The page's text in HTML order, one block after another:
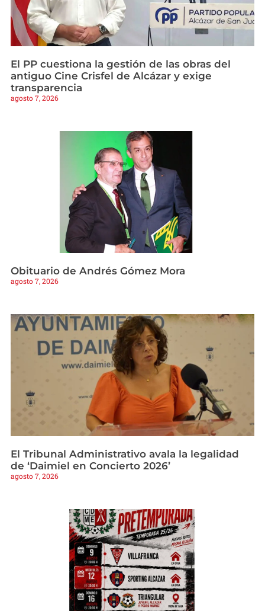
El PP cuestiona la gestión de las obras del
antiguo Cine Crisfel de Alcázar y exige
transparencia
agosto 7, 2026
Obituario de Andrés Gómez Mora
agosto 7, 2026
El Tribunal Administrativo avala la legalidad
de ‘Daimiel en Concierto 2026’
agosto 7, 2026